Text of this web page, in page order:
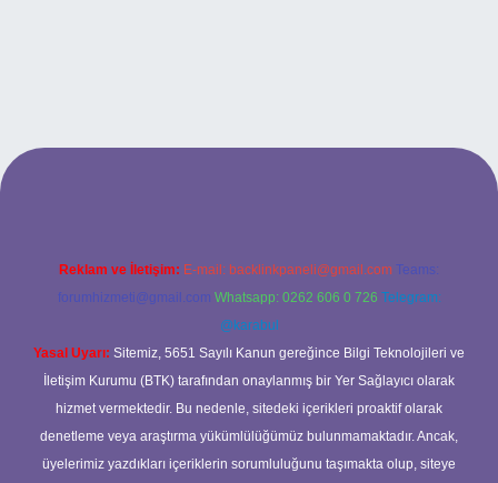
giriş
Reklam ve İletişim: E-mail: backlinkpaneli@gmail.com Teams:
forumhizmeti@gmail.com Whatsapp: 0262 606 0 726 Telegram:
@karabul
Yasal Uyarı: Sitemiz, 5651 Sayılı Kanun gereğince Bilgi Teknolojileri ve
İletişim Kurumu (BTK) tarafından onaylanmış bir Yer Sağlayıcı olarak
hizmet vermektedir. Bu nedenle, sitedeki içerikleri proaktif olarak
denetleme veya araştırma yükümlülüğümüz bulunmamaktadır. Ancak,
üyelerimiz yazdıkları içeriklerin sorumluluğunu taşımakta olup, siteye